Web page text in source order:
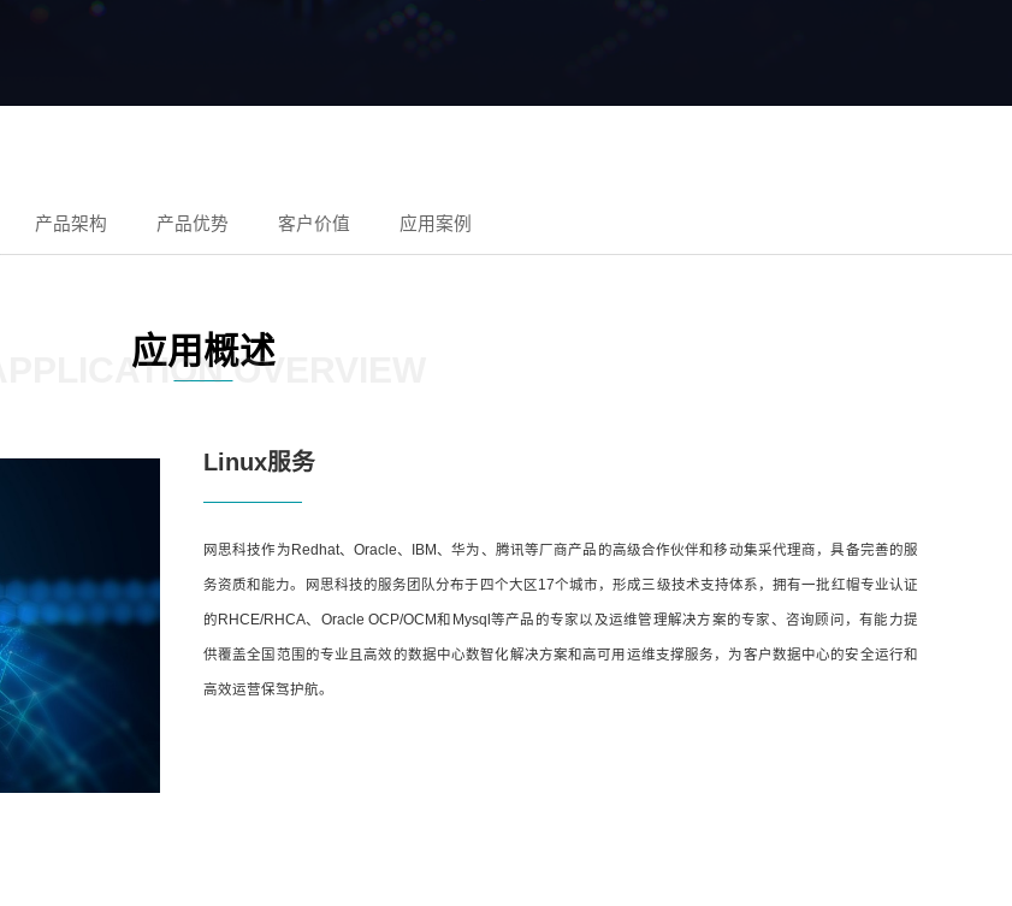
产品架构 产品优势 客户价值 应用案例
应用概述
APPLICATION OVERVIEW
Linux服务
网思科技作为Redhat、Oracle、IBM、华为、腾讯等厂商产品的高级合作伙伴和移动集采代理商，具备完善的服
务资质和能力。网思科技的服务团队分布于四个大区17个城市，形成三级技术支持体系，拥有一批红帽专业认证
的RHCE/RHCA、Oracle OCP/OCM和Mysql等产品的专家以及运维管理解决方案的专家、咨询顾问，有能力提
供覆盖全国范围的专业且高效的数据中心数智化解决方案和高可用运维支撑服务，为客户数据中心的安全运行和
高效运营保驾护航。